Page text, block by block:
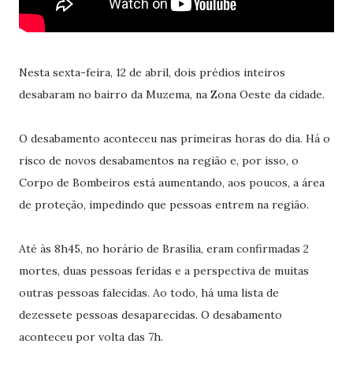
Nesta sexta-feira, 12 de abril, dois prédios inteiros
desabaram no bairro da Muzema, na Zona Oeste da cidade.
O desabamento aconteceu nas primeiras horas do dia. Há o
risco de novos desabamentos na região e, por isso, o
Corpo de Bombeiros está aumentando, aos poucos, a área
de proteção, impedindo que pessoas entrem na região.
Até às 8h45, no horário de Brasília, eram confirmadas 2
mortes, duas pessoas feridas e a perspectiva de muitas
outras pessoas falecidas. Ao todo, há uma lista de
dezessete pessoas desaparecidas. O desabamento
aconteceu por volta das 7h.